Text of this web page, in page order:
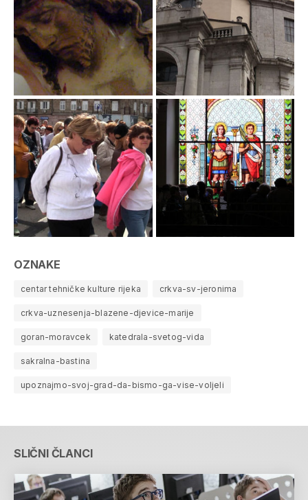
OZNAKE
centar tehničke kulture rijeka crkva-sv-jeronima
crkva-uznesenja-blazene-djevice-marije
goran-moravcek katedrala-svetog-vida
sakralna-bastina
upoznajmo-svoj-grad-da-bismo-ga-vise-voljeli
SLIČNI ČLANCI